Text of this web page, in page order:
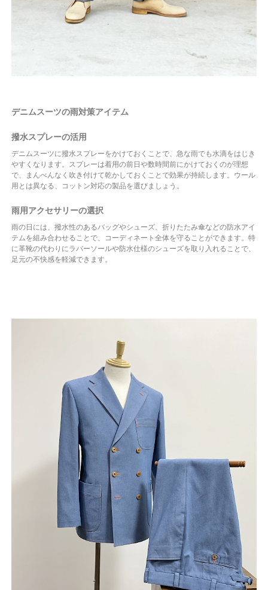
デニムスーツの雨対策アイテム
撥水スプレーの活用
デニムスーツに撥水スプレーをかけておくことで、急な雨でも水滴をはじき
やすくなります。スプレーは着用の前日や数時間前にかけておくのが理想
で、まんべんなく吹き付けて乾かしておくことで効果が持続します。ウール
用とは異なる、コットン対応の製品を選びましょう。
雨用アクセサリーの選択
雨の日には、撥水性のあるバッグやシューズ、折りたたみ傘などの防水アイ
テムを組み合わせることで、コーディネート全体を守ることができます。特
に革靴の代わりにラバーソールや防水仕様のシューズを取り入れることで、
足元の不快感を軽減できます。